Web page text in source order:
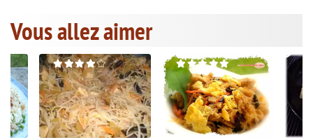
Vous allez aimer